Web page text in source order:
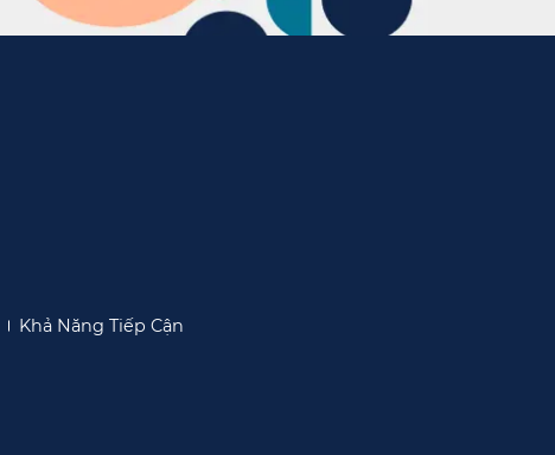
Khả Năng Tiếp Cận​​